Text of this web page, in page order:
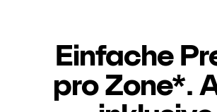
Einfache
pro Zone*.